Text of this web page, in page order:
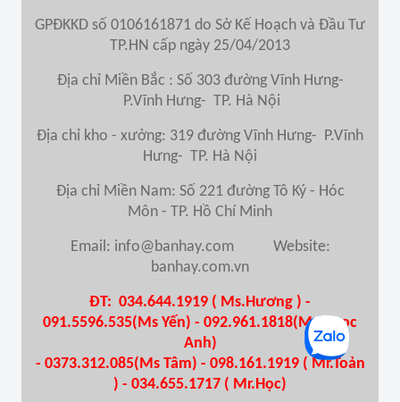
GPĐKKD số 0106161871 do Sở Kế Hoạch và Đầu Tư
TP.HN cấp ngày 25/04/2013
Địa chỉ Miền Bắc : Số 303 đường Vĩnh Hưng-
P.Vĩnh Hưng- TP. Hà Nội
Địa chỉ kho - xưởng: 319 đường Vĩnh Hưng- P.Vĩnh
Hưng- TP. Hà Nội
Địa chỉ Miền Nam: Số 221 đường Tô Ký - Hóc
Môn - TP. Hồ Chí Minh
Email: info@banhay.com Website:
banhay.com.vn
ĐT: 034.644.1919 ( Ms.Hương ) -
091.5596.535(Ms Yến) - 092.961.1818(Ms Ngọc
Anh)
- 0373.312.085(Ms Tâm) - 098.161.1919 ( Mr.Toản
) - 034.655.1717 ( Mr.Học)